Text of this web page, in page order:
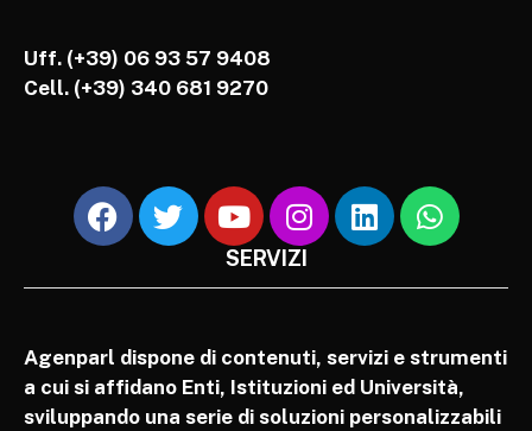
Uff. (+39) 06 93 57 9408
Cell. (+39) 340 681 9270
SERVIZI
Agenparl dispone di contenuti, servizi e strumenti
a cui si affidano Enti, Istituzioni ed Università,
sviluppando una serie di soluzioni personalizzabili